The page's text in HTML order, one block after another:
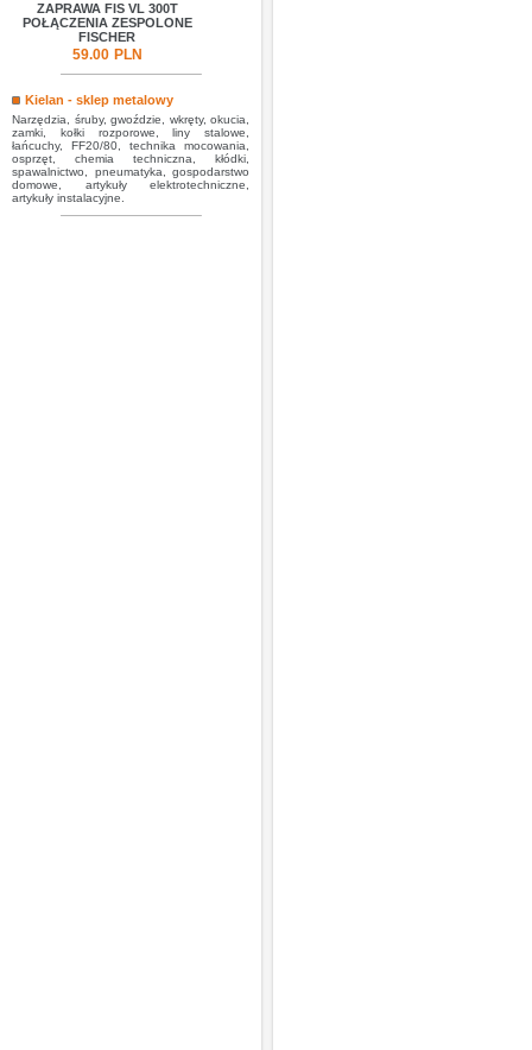
ZAPRAWA FIS VL 300T
POŁĄCZENIA ZESPOLONE
FISCHER
59.00 PLN
Kielan - sklep metalowy
Narzędzia, śruby, gwoździe, wkręty, okucia,
zamki, kołki rozporowe, liny stalowe,
łańcuchy, FF20/80, technika mocowania,
osprzęt, chemia techniczna, kłódki,
spawalnictwo, pneumatyka, gospodarstwo
domowe, artykuły elektrotechniczne,
artykuły instalacyjne.